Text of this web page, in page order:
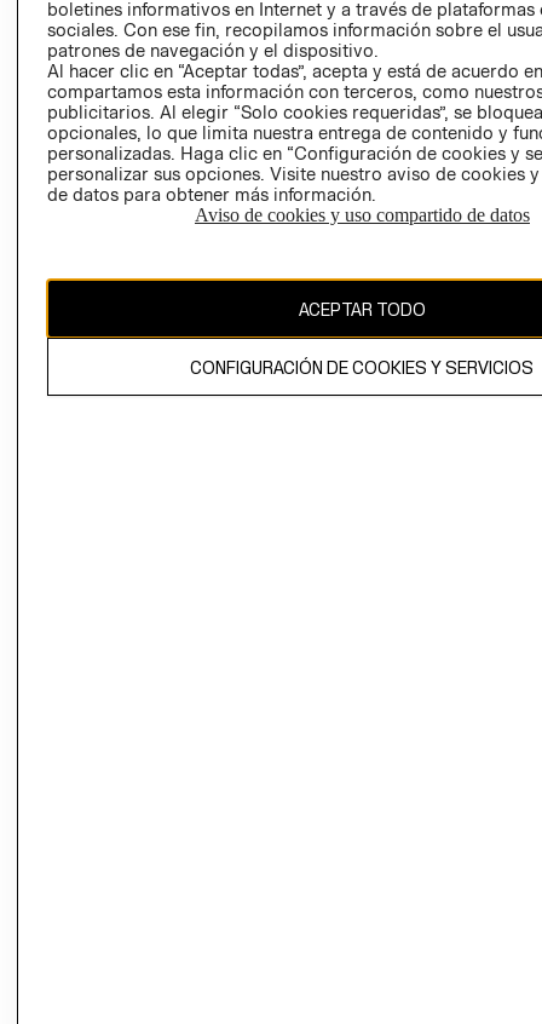
EMPRESARIAL
CONDICIONES
AVISO DE
PRIVACIDAD
GIFT CARD
AVISO DE
COOKIES
Chile ($)
boletines informativos en Internet y a través de plataformas
sociales. Con ese fin, recopilamos información sobre el
patrones de navegación y el dispositivo.
Al hacer clic en “Aceptar todas”, acepta y está de acuerdo
compartamos esta información con terceros, como
publicitarios. Al elegir “Solo cookies requeridas”, se
opcionales, lo que limita nuestra entrega de contenido y
personalizadas. Haga clic en “Configuración de cookies y
personalizar sus opciones. Visite nuestro aviso de cookies
de datos para obtener más información.
Aviso de cookies y uso compartido de datos
ACEPTAR TODO
CONFIGURACIÓN DE COOKIES Y SERVICIOS